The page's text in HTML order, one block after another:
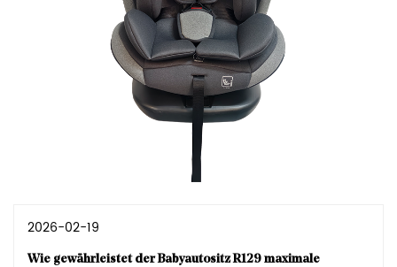
2026-02-19
Wie gewährleistet der Babyautositz R129 maximale